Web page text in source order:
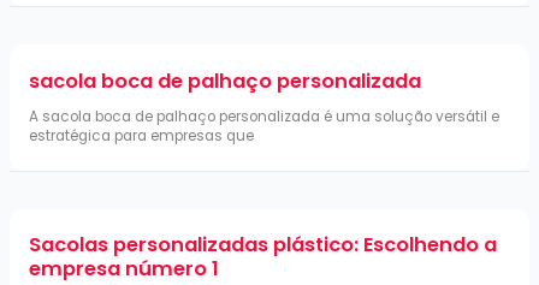
sacola boca de palhaço personalizada
A sacola boca de palhaço personalizada é uma solução versátil e
estratégica para empresas que
Sacolas personalizadas plástico: Escolhendo a
empresa número 1